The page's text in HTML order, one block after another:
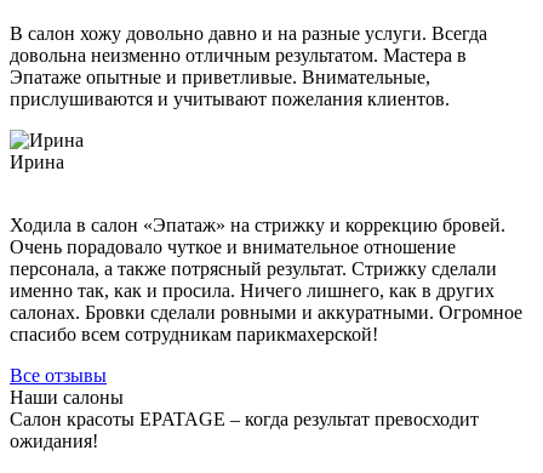
Пирсинг ушей
Пирсинг носа
Микродермал
Мужская косметология
Мужская коррекция бровей
SMAS лифтинг (СМАС-лифтинг)
Плазмолифтинг лица
В салон хожу довольно давно и на разные услуги. Всегда
довольна неизменно отличным результатом. Мастера в
Эпатаже опытные и приветливые. Внимательные,
прислушиваются и учитывают пожелания клиентов.
Ирина
Ходила в салон «Эпатаж» на стрижку и коррекцию бровей.
Очень порадовало чуткое и внимательное отношение
персонала, а также потрясный результат. Стрижку сделали
именно так, как и просила. Ничего лишнего, как в других
салонах. Бровки сделали ровными и аккуратными. Огромное
спасибо всем сотрудникам парикмахерской!
Все отзывы
Наши салоны
Салон красоты EPATAGE – когда результат превосходит
ожидания!